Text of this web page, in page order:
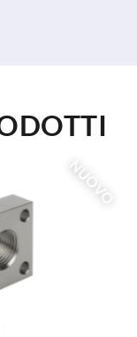
senza testa con